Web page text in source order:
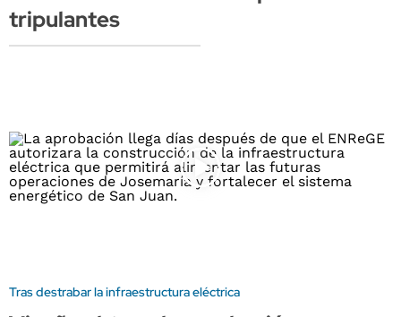
tripulantes
Tras destrabar la infraestructura eléctrica